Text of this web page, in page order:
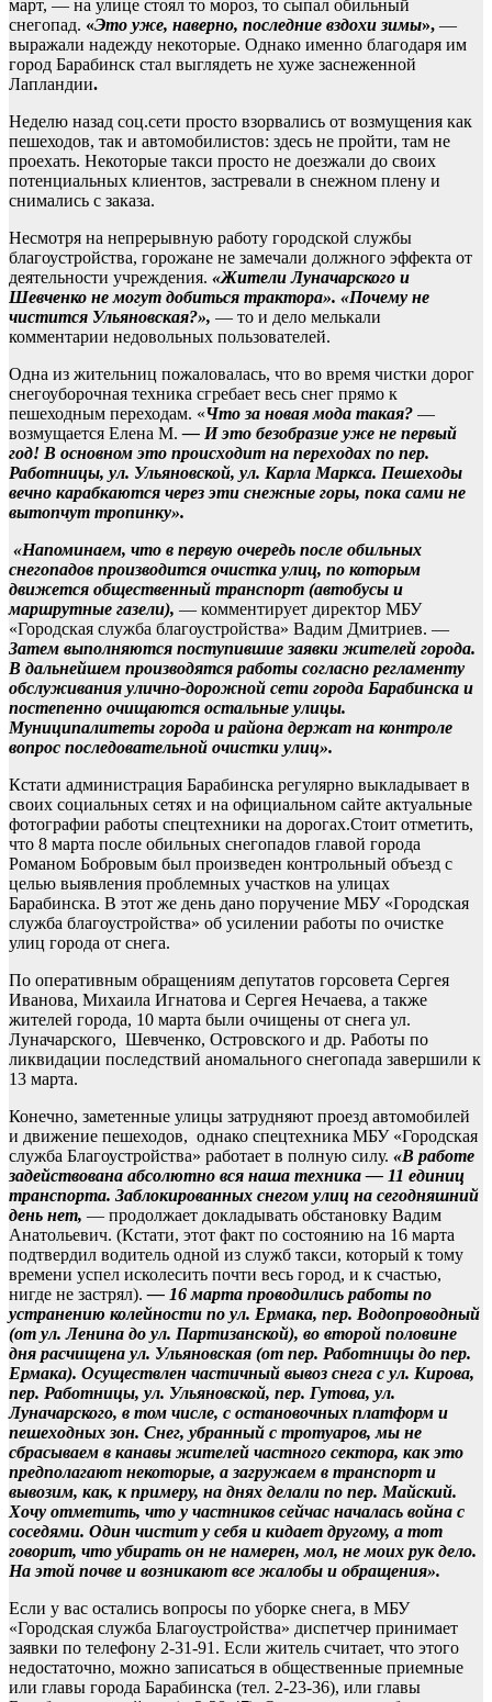
март, — на улице стоял то мороз, то сыпал обильный
снегопад. «Это уже, наверно, последние вздохи зимы», —
выражали надежду некоторые. Однако именно благодаря им
город Барабинск стал выглядеть не хуже заснеженной
Лапландии.
Неделю назад соц.сети просто взорвались от возмущения как
пешеходов, так и автомобилистов: здесь не пройти, там не
проехать. Некоторые такси просто не доезжали до своих
потенциальных клиентов, застревали в снежном плену и
снимались с заказа.
Несмотря на непрерывную работу городской службы
благоустройства, горожане не замечали должного эффекта от
деятельности учреждения. «Жители Луначарского и
Шевченко не могут добиться трактора». «Почему не
чистится Ульяновская?», — то и дело мелькали
комментарии недовольных пользователей.
Одна из жительниц пожаловалась, что во время чистки дорог
снегоуборочная техника сгребает весь снег прямо к
пешеходным переходам. «Что за новая мода такая? —
возмущается Елена М.— И это безобразие уже не первый
год! В основном это происходит на переходах по пер.
Работницы, ул. Ульяновской, ул. Карла Маркса. Пешеходы
вечно карабкаются через эти снежные горы, пока сами не
вытопчут тропинку».
«Напоминаем, что в первую очередь после обильных
снегопадов производится очистка улиц, по которым
движется общественный транспорт (автобусы и
маршрутные газели), — комментирует директор МБУ
«Городская служба благоустройства» Вадим Дмитриев. —
Затем выполняются поступившие заявки жителей города.
В дальнейшем производятся работы согласно регламенту
обслуживания улично-дорожной сети города Барабинска и
постепенно очищаются остальные улицы.
Муниципалитеты города и района держат на контроле
вопрос последовательной очистки улиц».
Кстати администрация Барабинска регулярно выкладывает в
своих социальных сетях и на официальном сайте актуальные
фотографии работы спецтехники на дорогах.Стоит отметить,
что 8 марта после обильных снегопадов главой города
Романом Бобровым был произведен контрольный объезд с
целью выявления проблемных участков на улицах
Барабинска. В этот же день дано поручение МБУ «Городская
служба благоустройства» об усилении работы по очистке
улиц города от снега.
По оперативным обращениям депутатов горсовета Сергея
Иванова, Михаила Игнатова и Сергея Нечаева, а также
жителей города, 10 марта были очищены от снега ул.
Луначарского, Шевченко, Островского и др. Работы по
ликвидации последствий аномального снегопада завершили к
13 марта.
Конечно, заметенные улицы затрудняют проезд автомобилей
и движение пешеходов, однако спецтехника МБУ «Городская
служба Благоустройства» работает в полную силу. «В работе
задействована абсолютно вся наша техника — 11 единиц
транспорта. Заблокированных снегом улиц на сегодняшний
день нет, — продолжает докладывать обстановку Вадим
Анатольевич. (Кстати, этот факт по состоянию на 16 марта
подтвердил водитель одной из служб такси, который к тому
времени успел исколесить почти весь город, и к счастью,
нигде не застрял).— 16 марта проводились работы по
устранению колейности по ул. Ермака, пер. Водопроводный
(от ул. Ленина до ул. Партизанской), во второй половине
дня расчищена ул. Ульяновская (от пер. Работницы до пер.
Ермака). Осуществлен частичный вывоз снега с ул. Кирова,
пер. Работницы, ул. Ульяновской, пер. Гутова, ул.
Луначарского, в том числе, с остановочных платформ и
пешеходных зон. Снег, убранный с тротуаров, мы не
сбрасываем в канавы жителей частного сектора, как это
предполагают некоторые, а загружаем в транспорт и
вывозим, как, к примеру, на днях делали по пер. Майский.
Хочу отметить, что у частников сейчас началась война с
соседями. Один чистит у себя и кидает другому, а тот
говорит, что убирать он не намерен, мол, не моих рук дело.
На этой почве и возникают все жалобы и обращения».
Если у вас остались вопросы по уборке снега, в МБУ
«Городская служба Благоустройства» диспетчер принимает
заявки по телефону 2-31-91. Если житель считает, что этого
недостаточно, можно записаться в общественные приемные
или главы города Барабинска (тел. 2-23-36), или главы